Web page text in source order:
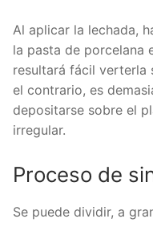
Al aplicar la lechada,
la pasta de porcelana
resultará fácil verterla
el contrario, es
depositarse sobre el
irregular.
Proceso de
Se puede dividir, a